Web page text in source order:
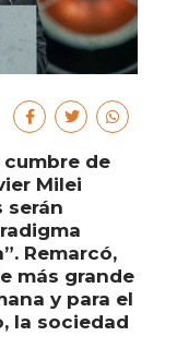
de
Milei
serán
Remarcó,
más grande
y para el
la sociedad